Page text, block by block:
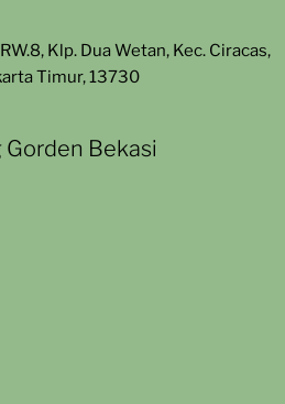
Klp. Dua Wetan, Kec. Ciracas,
Timur, 13730
Gorden Bekasi